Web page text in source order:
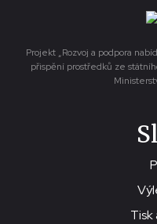
Projekt „Rozvoj a podpora
přispění prostředků ze
Tisk